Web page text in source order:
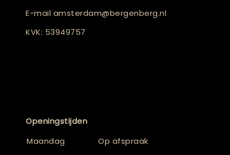
E-mail amsterdam@bergenberg.nl
KVK: 53949757
Openingstijden
Maandag
Op afspraak